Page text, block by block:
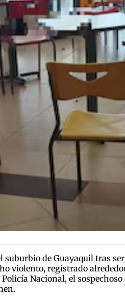
de Guayaquil tras
violento, registrado
Nacional, el